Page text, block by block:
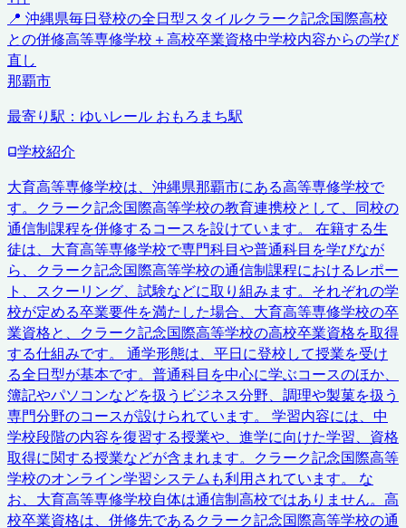
📍 沖縄県毎日登校の全日型スタイルクラーク記念国際高校
との併修高等専修学校＋高校卒業資格中学校内容からの学び
直し
那覇市
最寄り駅： ゆいレール おもろまち駅
学校紹介
大育高等専修学校は、沖縄県那覇市にある高等専修学校で
す。クラーク記念国際高等学校の教育連携校として、同校の
通信制課程を併修するコースを設けています。 在籍する生
徒は、大育高等専修学校で専門科目や普通科目を学びなが
ら、クラーク記念国際高等学校の通信制課程におけるレポー
ト、スクーリング、試験などに取り組みます。それぞれの学
校が定める卒業要件を満たした場合、大育高等専修学校の卒
業資格と、クラーク記念国際高等学校の高校卒業資格を取得
する仕組みです。 通学形態は、平日に登校して授業を受け
る全日型が基本です。普通科目を中心に学ぶコースのほか、
簿記やパソコンなどを扱うビジネス分野、調理や製菓を扱う
専門分野のコースが設けられています。 学習内容には、中
学校段階の内容を復習する授業や、進学に向けた学習、資格
取得に関する授業などが含まれます。クラーク記念国際高等
学校のオンライン学習システムも利用されています。 な
お、大育高等専修学校自体は通信制高校ではありません。高
校卒業資格は、併修先であるクラーク記念国際高等学校の通